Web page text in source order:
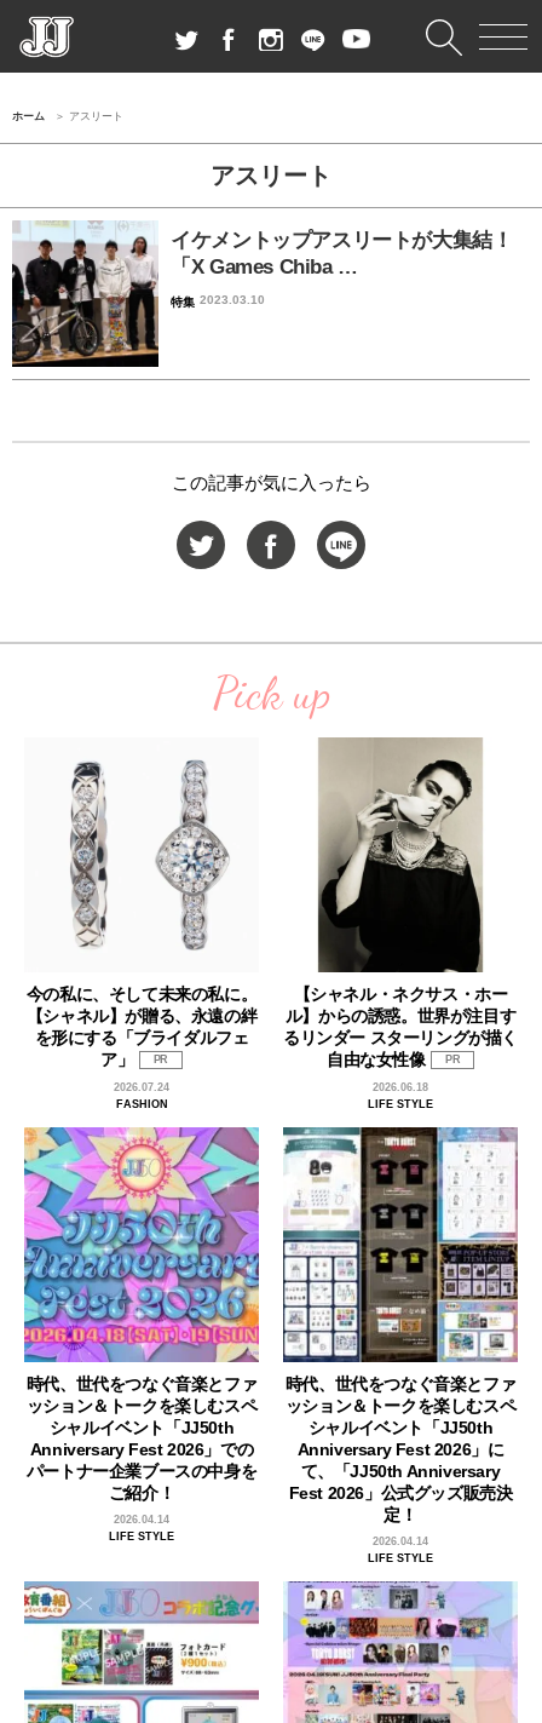
ホーム アスリート
アスリート
イケメントップアスリートが大集結！
「X Games Chiba …
特集 2023.03.10
この記事が気に入ったら
Pick up
今の私に、そして未来の私に。
【シャネル】が贈る、永遠の絆
を形にする「ブライダルフェ
ア」
PR
2026.07.24
FASHION
【シャネル・ネクサス・ホー
ル】からの誘惑。世界が注目す
るリンダー スターリングが描く
自由な女性像
PR
2026.06.18
LIFE STYLE
時代、世代をつなぐ音楽とファ
ッション＆トークを楽しむスペ
シャルイベント「JJ50th
Anniversary Fest 2026」での
パートナー企業ブースの中身を
ご紹介！
2026.04.14
LIFE STYLE
時代、世代をつなぐ音楽とファ
ッション＆トークを楽しむスペ
シャルイベント「JJ50th
Anniversary Fest 2026」に
て、「JJ50th Anniversary
Fest 2026」公式グッズ販売決
定！
2026.04.14
LIFE STYLE